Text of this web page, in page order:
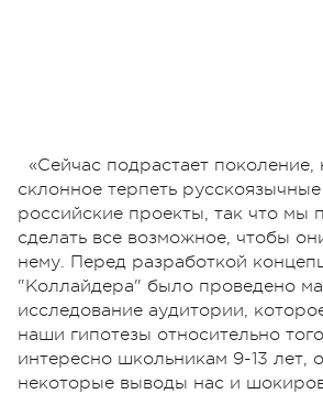
«Сейчас подрастает поколение,
склонное терпеть
российские проекты, так что мы
сделать все возможное, чтобы
нему. Перед разработкой
"Коллайдера" было проведено
исследование аудитории,
наши гипотезы относительно
интересно школьникам 9-13 лет,
некоторые выводы нас и